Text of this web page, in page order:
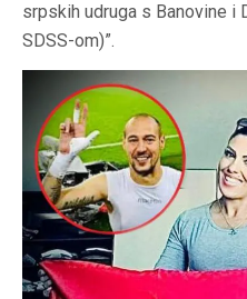
srpskih udruga s Banovine i
SDSS-om)”.